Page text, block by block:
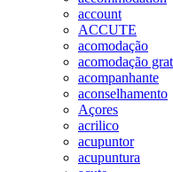
account
ACCUTE
acomodação
acomodação
acompanhante
aconselhamento
Açores
acrilico
acupuntor
acupuntura